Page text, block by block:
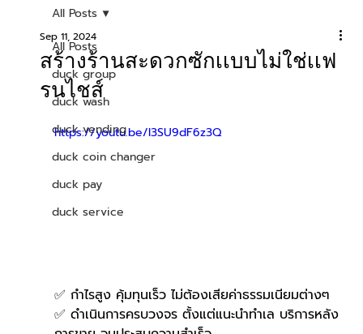
All Posts
duck group
duck wash
duck vending
duck coin changer
duck pay
duck service
All Posts
สร้างร้านสะดวกซักเเบบไม่ใช่เเฟ
รนไชส์
Sep 11, 2024
https://youtu.be/l3SU9dF6z3Q
✅ กำไรสูง คุ้มทุนเร็ว ไม่ต้องเสียค่าธรรมเนียมต่างๆ
✅ ดำเนินการครบวงจร ตั้งแต่แนะนำทำเล บริการหลัง